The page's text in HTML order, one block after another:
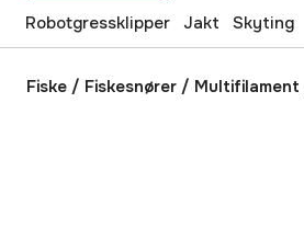
Suomi
Deutschland
Robotgressklipper Jakt Skyting
Fiske / Fiskesnører / Multifilament